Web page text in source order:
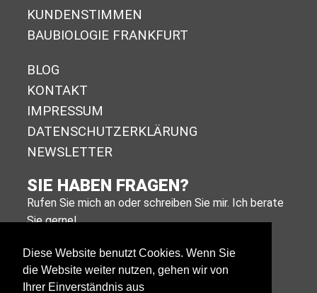
Diese Website benutzt Cookies. Wenn Sie
die Website weiter nutzen, gehen wir von
Ihrer Einverständnis aus
KUNDENSTIMMEN
BAUBIOLOGIE FRANKFURT
BLOG
KONTAKT
IMPRESSUM
DA­TEN­SCHUTZ­ER­KLÄ­RUNG
NEWSLETTER
SIE HABEN FRAGEN?
Rufen Sie mich an oder schreiben Sie mir. Ich berate
Sie gerne!
E-MAIL SCHREIBEN